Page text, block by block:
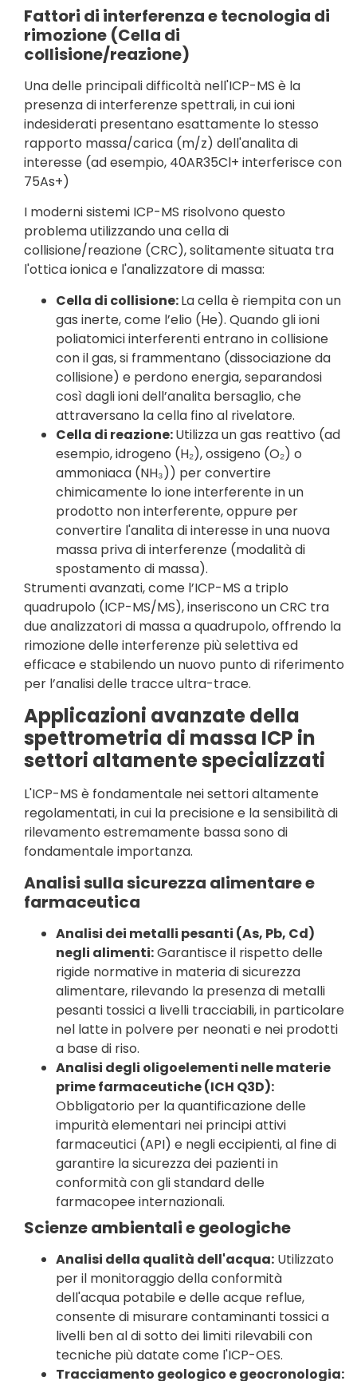
Fattori di interferenza e tecnologia di
rimozione (Cella di
collisione/reazione)
Una delle principali difficoltà nell'ICP-MS è la
presenza di interferenze spettrali, in cui ioni
indesiderati presentano esattamente lo stesso
rapporto massa/carica (m/z) dell'analita di
interesse (ad esempio, 40AR35Cl+ interferisce con
75As+)
I moderni sistemi ICP-MS risolvono questo
problema utilizzando una cella di
collisione/reazione (CRC), solitamente situata tra
l'ottica ionica e l'analizzatore di massa:
Cella di collisione:La cella è riempita con un
gas inerte, come l’elio (He). Quando gli ioni
poliatomici interferenti entrano in collisione
con il gas, si frammentano (dissociazione da
collisione) e perdono energia, separandosi
così dagli ioni dell’analita bersaglio, che
attraversano la cella fino al rivelatore.
Cella di reazione:Utilizza un gas reattivo (ad
esempio, idrogeno (H₂), ossigeno (O₂) o
ammoniaca (NH₃)) per convertire
chimicamente lo ione interferente in un
prodotto non interferente, oppure per
convertire l'analita di interesse in una nuova
massa priva di interferenze (modalità di
spostamento di massa).
Strumenti avanzati, come l’ICP-MS a triplo
quadrupolo (ICP-MS/MS), inseriscono un CRC tra
due analizzatori di massa a quadrupolo, offrendo la
rimozione delle interferenze più selettiva ed
efficace e stabilendo un nuovo punto di riferimento
per l’analisi delle tracce ultra-trace.
Applicazioni avanzate della
spettrometria di massa ICP in
settori altamente specializzati
L'ICP-MS è fondamentale nei settori altamente
regolamentati, in cui la precisione e la sensibilità di
rilevamento estremamente bassa sono di
fondamentale importanza.
Analisi sulla sicurezza alimentare e
farmaceutica
Analisi dei metalli pesanti (As, Pb, Cd)
negli alimenti:Garantisce il rispetto delle
rigide normative in materia di sicurezza
alimentare, rilevando la presenza di metalli
pesanti tossici a livelli tracciabili, in particolare
nel latte in polvere per neonati e nei prodotti
a base di riso.
Analisi degli oligoelementi nelle materie
prime farmaceutiche (ICH Q3D):
Obbligatorio per la quantificazione delle
impurità elementari nei principi attivi
farmaceutici (API) e negli eccipienti, al fine di
garantire la sicurezza dei pazienti in
conformità con gli standard delle
farmacopee internazionali.
Scienze ambientali e geologiche
Analisi della qualità dell'acqua: Utilizzato
per il monitoraggio della conformità
dell'acqua potabile e delle acque reflue,
consente di misurare contaminanti tossici a
livelli ben al di sotto dei limiti rilevabili con
tecniche più datate come l'ICP-OES.
Tracciamento geologico e geocronologia: